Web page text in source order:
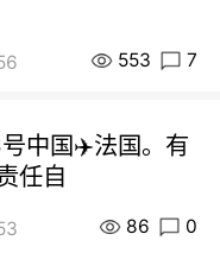
553 7
中国✈️法国。有
任自
86 0